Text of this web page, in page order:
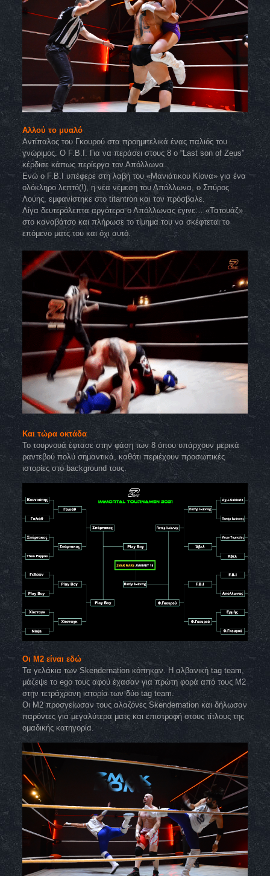
Αλλού το μυαλό
Αντίπαλος του Γκουρού στα προημιτελικά ένας παλιός του
γνώριμος. Ο F.B.I. Για να περάσει στους 8 ο “Last son of Zeus”
κέρδισε κάπως περίεργα τον Απόλλωνα.
Ενώ ο F.B.I υπέφερε στη λαβή του «Μανιάτικου Κίονα» για ένα
ολόκληρο λεπτό(!), η νέα νέμεση του Απόλλωνα, ο Σπύρος
Λούης, εμφανίστηκε στο titantron και τον πρόσβαλε.
Λίγα δευτερόλεπτα αργότερα ο Απόλλωνας έγινε… «Τατουάζ»
στο καναβάτσο και πλήρωσε το τίμημα του να σκέφτεται το
επόμενο ματς του και όχι αυτό.
Και τώρα οκτάδα
Το τουρνουά έφτασε στην φάση των 8 όπου υπάρχουν μερικά
ραντεβού πολύ σημαντικά, καθότι περιέχουν προσωπικές
ιστορίες στο background τους.
Οι Μ2 είναι εδώ
Τα γελάκια των Skendernation κόπηκαν. Η αλβανική tag team,
μάζεψε το ego τους αφού έχασαν για πρώτη φορά από τους Μ2
στην τετράχρονη ιστορία των δύο tag team.
Οι M2 προσγείωσαν τους αλαζόνες Skendernation και δήλωσαν
παρόντες για μεγαλύτερα ματς και επιστροφή στους τίτλους της
ομαδικής κατηγορία.